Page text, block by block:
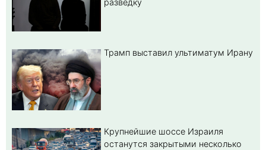
Трамп выставил ультиматум Ирану
Крупнейшие шоссе Израиля
останутся закрытыми несколько